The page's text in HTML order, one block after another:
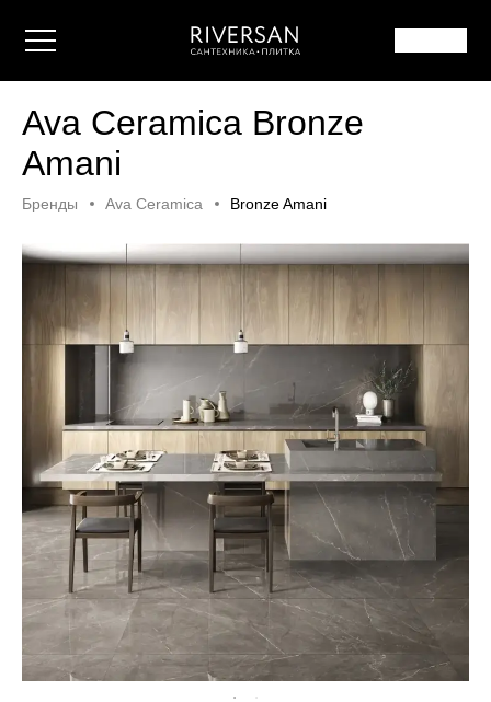
Ava Ceramica Bronze
Amani
Бренды Ava Ceramica Bronze Amani